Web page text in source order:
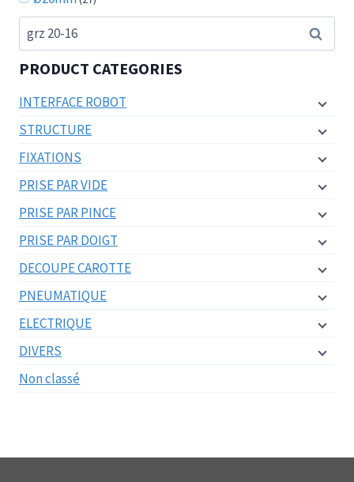
Recherche
pour :
PRODUCT CATEGORIES
INTERFACE ROBOT
STRUCTURE
FIXATIONS
PRISE PAR VIDE
PRISE PAR PINCE
PRISE PAR DOIGT
DECOUPE CAROTTE
PNEUMATIQUE
ELECTRIQUE
DIVERS
Non classé